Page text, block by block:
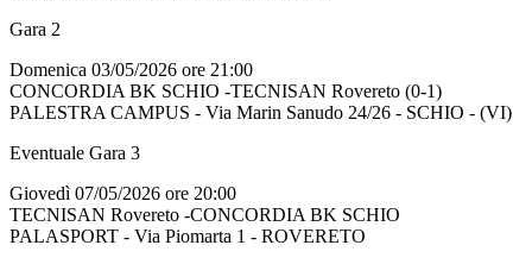
Gara 2
Domenica 03/05/2026 ore 21:00
CONCORDIA BK SCHIO -TECNISAN Rovereto (0-1)
PALESTRA CAMPUS - Via Marin Sanudo 24/26 - SCHIO - (VI)
Eventuale Gara 3
Giovedì 07/05/2026 ore 20:00
TECNISAN Rovereto -CONCORDIA BK SCHIO
PALASPORT - Via Piomarta 1 - ROVERETO